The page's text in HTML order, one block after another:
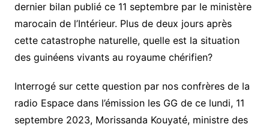
dernier bilan publié ce 11 septembre par le ministère
marocain de l’Intérieur. Plus de deux jours après
cette catastrophe naturelle, quelle est la situation
des guinéens vivants au royaume chérifien?
Interrogé sur cette question par nos confrères de la
radio Espace dans l’émission les GG de ce lundi, 11
septembre 2023, Morissanda Kouyaté, ministre des